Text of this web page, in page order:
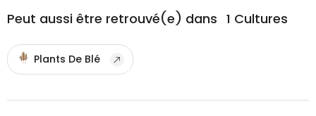
Peut aussi être retrouvé(e) dans 1 Cultures
Plants De Blé